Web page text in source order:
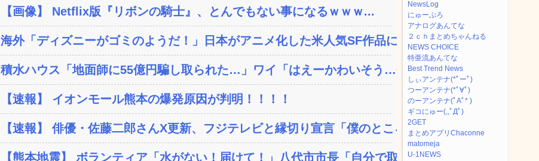
【画像】 Netflix版『リボンの騎士』、とんでもない事になるｗｗｗ...
海外「ディズニーがゴミのようだ！」日本がアニメ化した米人気SF作品に絶...
積水ハウス「地面師に55億円騙し取られた…」ワイ「はえーかわいそう…会...
【速報】 イオンモール熊本の爆発原因が判明！！！！
【速報】 俳優・佐藤二郎さんX更新、フジテレビと縁切り宣言「僕のところ...
【熊本地震】 ボランティア「水がない！届けて！」八代市市長「自分で取り...
NewsLog
にゅーぷろ
アナログあんてな
２ｃｈまとめちゃんねる
NEWS CHOICE
特亜流あんてな
Best Trend News
しぃアンテナ(*ﾟーﾟ)
つーアンテナ(*ﾟ∀ﾟ)
のーアンテナ(ﾟAﾟ* )
ギコにゅー(,,ﾟДﾟ)
2GET
まとめアプリChaconne
matomeja
U-1NEWS